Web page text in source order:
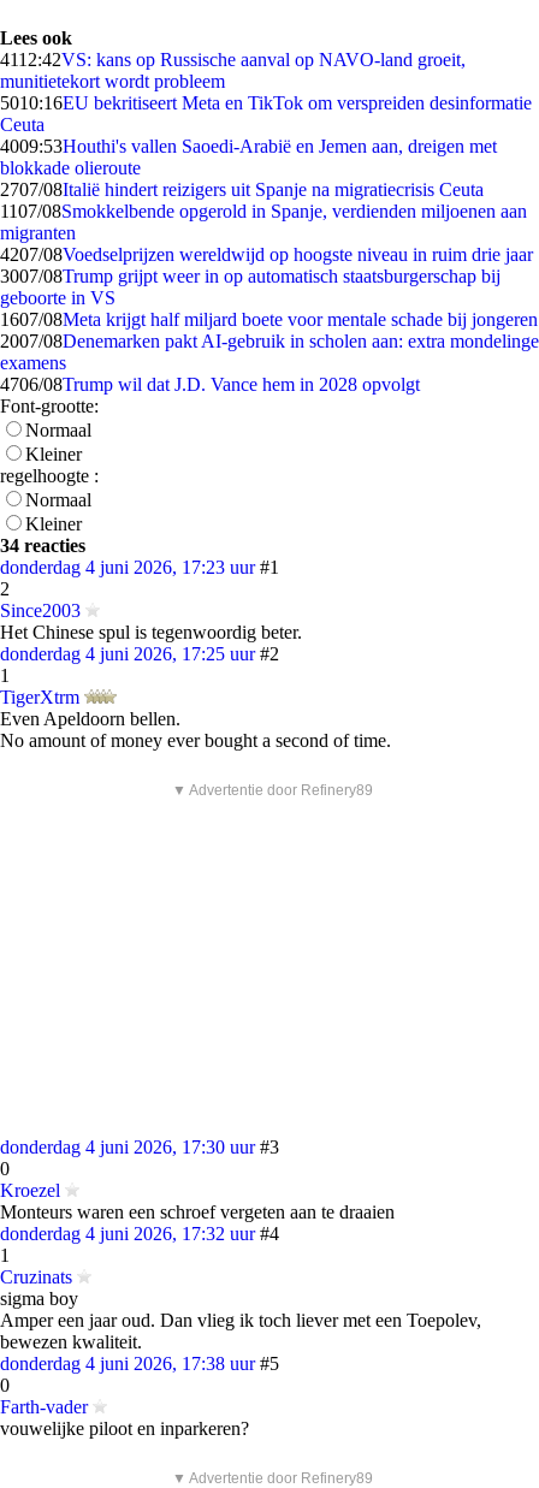
Lees ook
4112:42VS: kans op Russische aanval op NAVO-land groeit,
munitietekort wordt probleem
5010:16EU bekritiseert Meta en TikTok om verspreiden desinformatie
Ceuta
4009:53Houthi's vallen Saoedi-Arabië en Jemen aan, dreigen met
blokkade olieroute
2707/08Italië hindert reizigers uit Spanje na migratiecrisis Ceuta
1107/08Smokkelbende opgerold in Spanje, verdienden miljoenen aan
migranten
4207/08Voedselprijzen wereldwijd op hoogste niveau in ruim drie jaar
3007/08Trump grijpt weer in op automatisch staatsburgerschap bij
geboorte in VS
1607/08Meta krijgt half miljard boete voor mentale schade bij jongeren
2007/08Denemarken pakt AI-gebruik in scholen aan: extra mondelinge
examens
4706/08Trump wil dat J.D. Vance hem in 2028 opvolgt
Font-grootte:
Normaal
Kleiner
regelhoogte :
Normaal
Kleiner
34 reacties
donderdag 4 juni 2026, 17:23 uur #1
2
Since2003
Het Chinese spul is tegenwoordig beter.
donderdag 4 juni 2026, 17:25 uur #2
1
TigerXtrm
Even Apeldoorn bellen.
No amount of money ever bought a second of time.
▼ Advertentie door Refinery89
donderdag 4 juni 2026, 17:30 uur #3
0
Kroezel
Monteurs waren een schroef vergeten aan te draaien
donderdag 4 juni 2026, 17:32 uur #4
1
Cruzinats
sigma boy
Amper een jaar oud. Dan vlieg ik toch liever met een Toepolev,
bewezen kwaliteit.
donderdag 4 juni 2026, 17:38 uur #5
0
Farth-vader
vouwelijke piloot en inparkeren?
▼ Advertentie door Refinery89